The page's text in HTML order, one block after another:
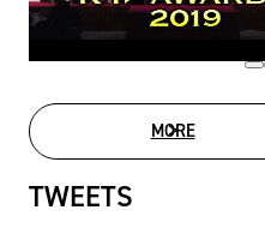
MOREMOVIE LIST
TWEETS